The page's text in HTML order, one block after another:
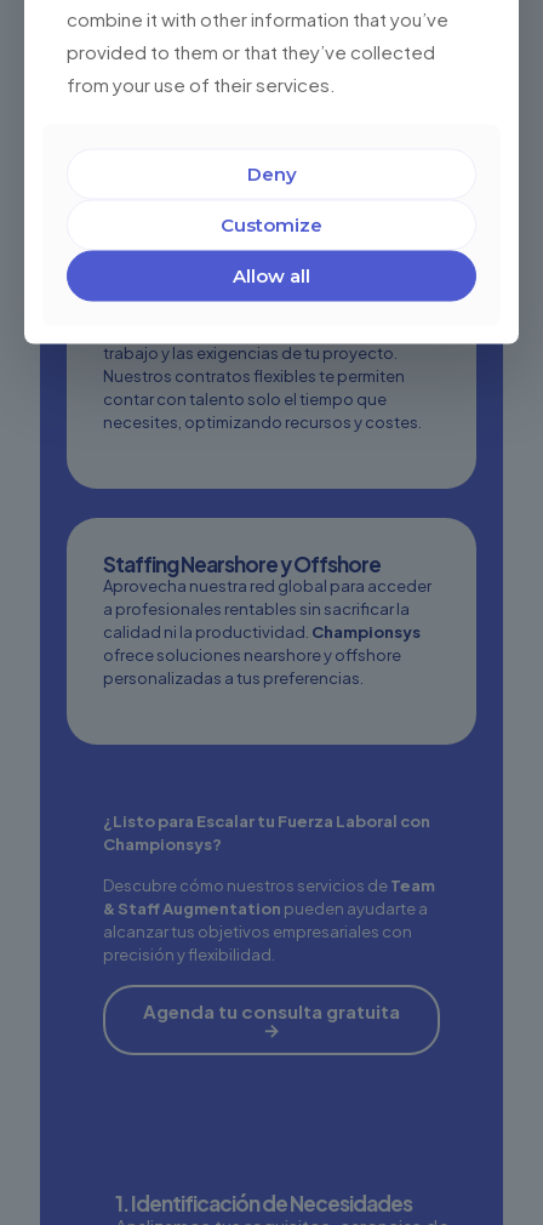
Championsyste conectamos con
especialistas en tecnologías emergentes
como IA, machine learning y data
engineering, asegurando que estés siempre
Recursos a Tiempo Completo o
Parcial
trabajo y las exigencias de tu proyecto.
Nuestros contratos flexibles te permiten
contar con talento solo el tiempo que
necesites, optimizando recursos y costes.
Staffing Nearshore y Offshore
Aprovecha nuestra red global para acceder
a profesionales rentables sin sacrificar la
calidad ni la productividad. Championsys
ofrece soluciones nearshore y offshore
personalizadas a tus preferencias.
¿Listo para Escalar tu Fuerza Laboral con
Championsys?
Descubre cómo nuestros servicios deTeam
& Staff Augmentation pueden ayudarte a
alcanzar tus objetivos empresariales con
precisión y flexibilidad.
Agenda tu consulta gratuita
→
1. Identificación de Necesidades
combine it with other information that you’ve
provided to them or that they’ve collected
from your use of their services.
Deny
Customize
Allow all